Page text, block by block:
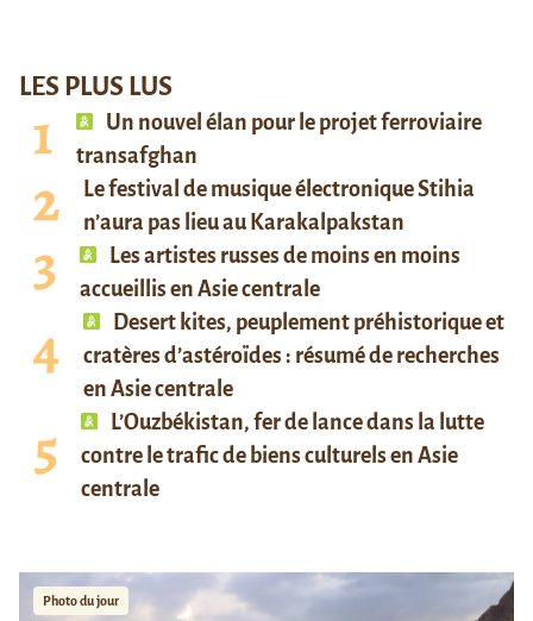
LES PLUS LUS
Un nouvel élan pour le projet ferroviaire
transafghan
Le festival de musique électronique Stihia
n’aura pas lieu au Karakalpakstan
Les artistes russes de moins en moins
accueillis en Asie centrale
Desert kites, peuplement préhistorique et
cratères d’astéroïdes : résumé de recherches
en Asie centrale
L’Ouzbékistan, fer de lance dans la lutte
contre le trafic de biens culturels en Asie
centrale
Photo du jour